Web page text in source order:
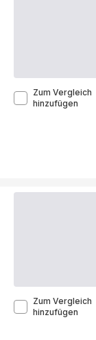
Zum Vergleich
hinzufügen
Zum Vergleich
hinzufügen